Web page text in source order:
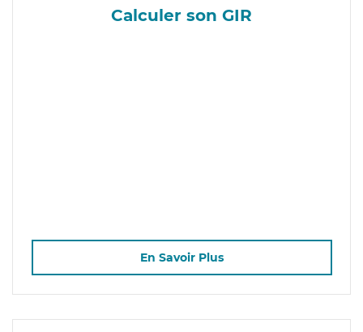
Calculer son GIR
En Savoir Plus